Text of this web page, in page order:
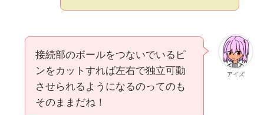
アイズ
接続部のボールをつないでいるピ
ンをカットすれば左右で独立可動
させられるようになるのってのも
そのままだね！